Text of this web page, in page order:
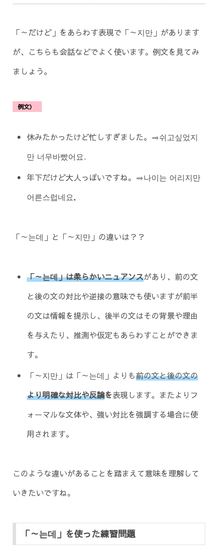
「～だけど」をあらわす表現で「～지만」があります
が、こちらも会話などでよく使います。例文を見てみ
ましょう。
例文）
休みたかったけど忙しすぎました。⇒쉬고싶었지
만 너무바빴어요.
年下だけど大人っぽいですね。⇒나이는 어리지만
어른스럽네요．
「～는데」と「～지만」の違いは？？
「～는데」は柔らかいニュアンスがあり、前の文
と後の文の対比や逆接の意味でも使いますが前半
の文は情報を提示し、後半の文はその背景や理由
を与えたり、推測や仮定もあらわすことができま
す。
「～지만」は「～는데」よりも前の文と後の文の
より明確な対比や反論を表現します。またよりフ
ォーマルな文体や、強い対比を強調する場合に使
用されます。
このような違いがあることを踏まえて意味を理解して
いきたいですね。
「～는데」を使った練習問題